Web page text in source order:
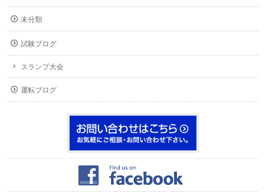
未分類
試験ブログ
スランプ大会
運転ブログ